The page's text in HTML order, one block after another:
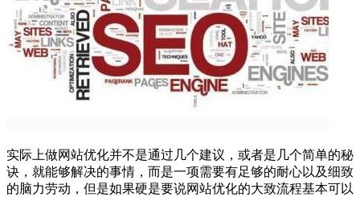
实际上做网站优化并不是通过几个建议，或者是几个简单的秘
诀，就能够解决的事情，而是一项需要有足够的耐心以及细致
的脑力劳动，但是如果硬是要说网站优化的大致流程基本可以